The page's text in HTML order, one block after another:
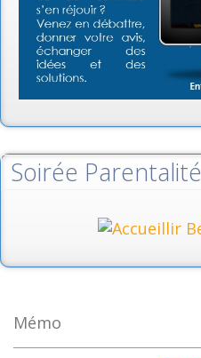
Soirée Parentalité
Mémo